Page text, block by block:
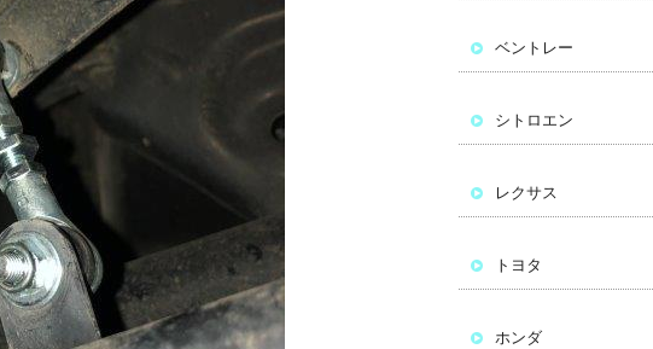
ベントレー
シトロエン
レクサス
トヨタ
ホンダ